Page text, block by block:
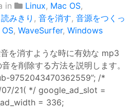
in Linux, Mac OS,
読みきり , 音を消す, 音源をつくっ
, WaveSurfer, Windows
を消すような時に有効な mp3
を削除する方法を説明します。
9752043470362559”; /*
21( */ google_ad_slot =
= 336;